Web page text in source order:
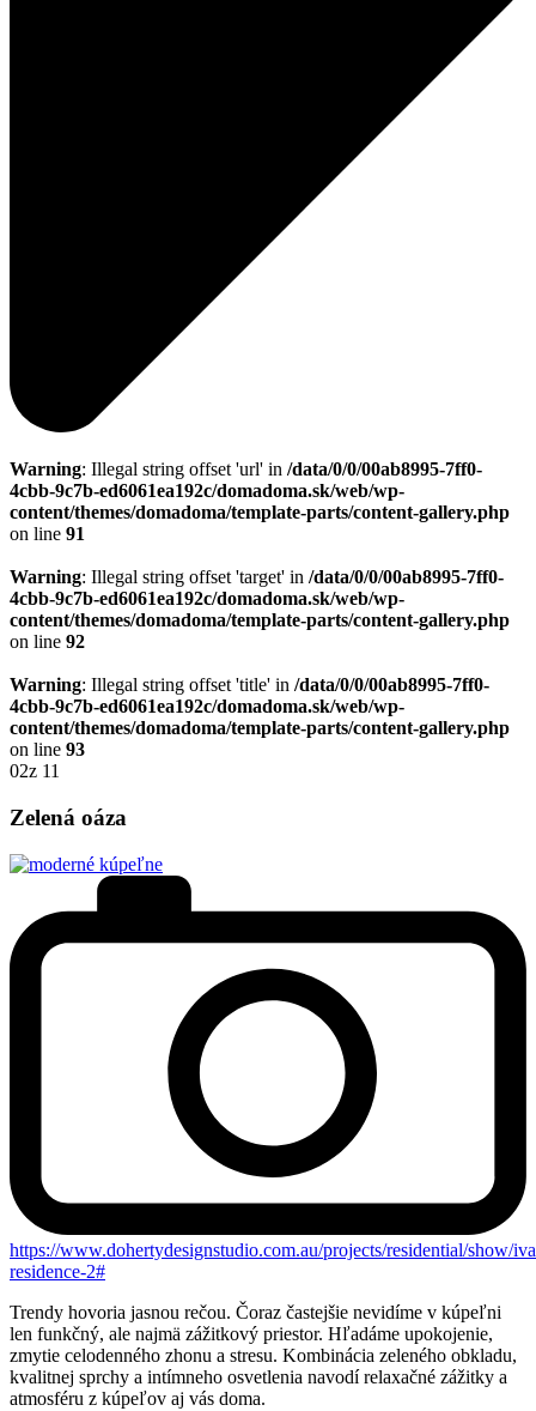
Warning: Illegal string offset 'url' in /data/0/0/00ab8995-7ff0-
4cbb-9c7b-ed6061ea192c/domadoma.sk/web/wp-
content/themes/domadoma/template-parts/content-gallery.php
on line 91
Warning: Illegal string offset 'target' in /data/0/0/00ab8995-7ff0-
4cbb-9c7b-ed6061ea192c/domadoma.sk/web/wp-
content/themes/domadoma/template-parts/content-gallery.php
on line 92
Warning: Illegal string offset 'title' in /data/0/0/00ab8995-7ff0-
4cbb-9c7b-ed6061ea192c/domadoma.sk/web/wp-
content/themes/domadoma/template-parts/content-gallery.php
on line 93
02z 11
Zelená oáza
https://www.dohertydesignstudio.com.au/projects/residential/show/
residence-2#
Trendy hovoria jasnou rečou. Čoraz častejšie nevidíme v kúpeľni
len funkčný, ale najmä zážitkový priestor. Hľadáme upokojenie,
zmytie celodenného zhonu a stresu. Kombinácia zeleného obkladu,
kvalitnej sprchy a intímneho osvetlenia navodí relaxačné zážitky a
atmosféru z kúpeľov aj vás doma.